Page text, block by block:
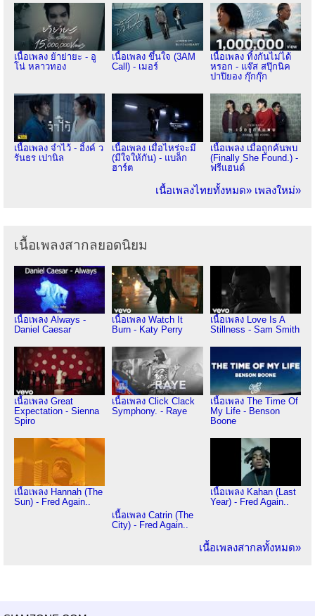
เนื้อเพลง ย้าย่ายะ - อู
โน่ หลาวทอง
เนื้อเพลง ขึ้นใจ (3AM
Call) - เมอร์
เนื้อเพลง ทิ้งกันไม่ได้
หรอก - แจ๊ส สปุ๊กนิค
ปาปิยอง กุ๊กกุ๊ก
เนื้อเพลง จำไว้ - อิ้งค์ ว
รันธร เปานิล
เนื้อเพลง เมื่อไหร่จะมี
(มีใจให้กัน) - แบล็ก
ฮาร์ต
เนื้อเพลง เมื่อถูกค้นพบ
(Finally She Found.) -
ฟรีแฮนด์
เนื้อเพลงไทยทั้งหมด» เพลงใหม่»
เนื้อเพลงสากลยอดนิยม
เนื้อเพลง Always -
Daniel Caesar
เนื้อเพลง Watch It
Burn - Katy Perry
เนื้อเพลง Love Is A
Stillness - Sam Smith
เนื้อเพลง Great
Expectation - Sienna
Spiro
เนื้อเพลง Click Clack
Symphony. - Raye
เนื้อเพลง The Time Of
My Life - Benson
Boone
เนื้อเพลง Hannah (The
Sun) - Fred Again..
เนื้อเพลง Catrin (The
City) - Fred Again..
เนื้อเพลง Kahan (Last
Year) - Fred Again..
เนื้อเพลงสากลทั้งหมด»